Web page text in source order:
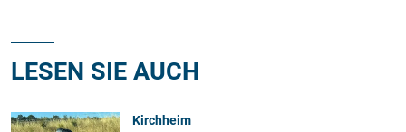
LESEN SIE AUCH
Kirchheim